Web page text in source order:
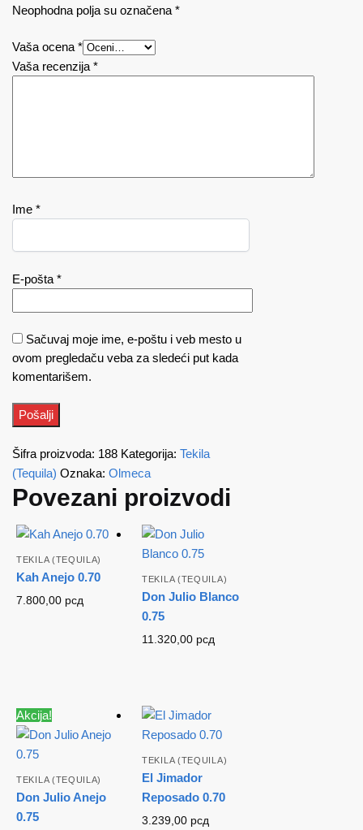
Neophodna polja su označena *
Vaša ocena *
Vaša recenzija *
Ime *
E-pošta *
Sačuvaj moje ime, e-poštu i veb mesto u
ovom pregledaču veba za sledeći put kada
komentarišem.
Šifra proizvoda: 188 Kategorija: Tekila
(Tequila) Oznaka: Olmeca
Povezani proizvodi
TEKILA (TEQUILA)
Kah Anejo 0.70
7.800,00 рсд
TEKILA (TEQUILA)
Don Julio Blanco
0.75
11.320,00 рсд
Akcija!
TEKILA (TEQUILA)
Don Julio Anejo
0.75
TEKILA (TEQUILA)
El Jimador
Reposado 0.70
3.239,00 рсд